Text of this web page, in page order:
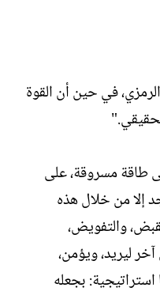
في حين أن القوة
طاقة مسروقة، على
إلا من خلال هذه
والتفويض،
ليريد، ويؤمن،
بجعله